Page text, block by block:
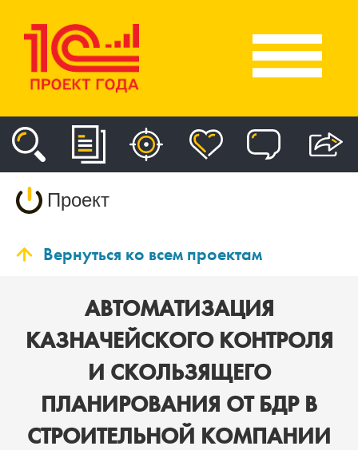
Проект
Вернуться ко всем проектам
АВТОМАТИЗАЦИЯ
КАЗНАЧЕЙСКОГО КОНТРОЛЯ
И СКОЛЬЗЯЩЕГО
ПЛАНИРОВАНИЯ ОТ БДР В
СТРОИТЕЛЬНОЙ КОМПАНИИ